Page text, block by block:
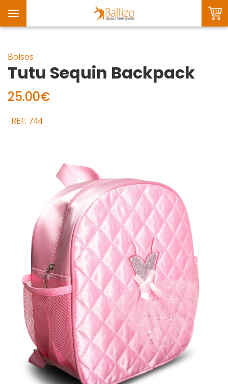
Toggle
navigation
Bolsos
Tutu Sequin Backpack
25.00€
REF: 744